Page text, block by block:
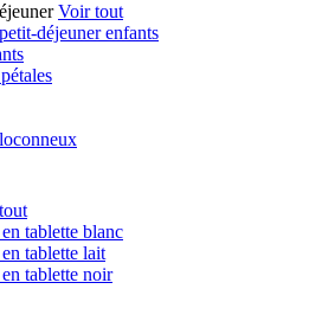
Voir tout
déjeuner enfants
tablette blanc
tablette lait
tablette noir